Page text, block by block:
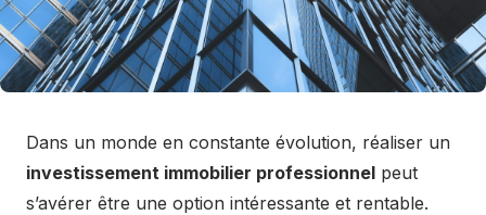
Dans un monde en constante évolution, réaliser un
investissement immobilier professionnel peut
s’avérer être une option intéressante et rentable.